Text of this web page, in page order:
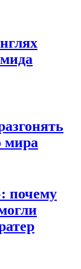
мира
почему